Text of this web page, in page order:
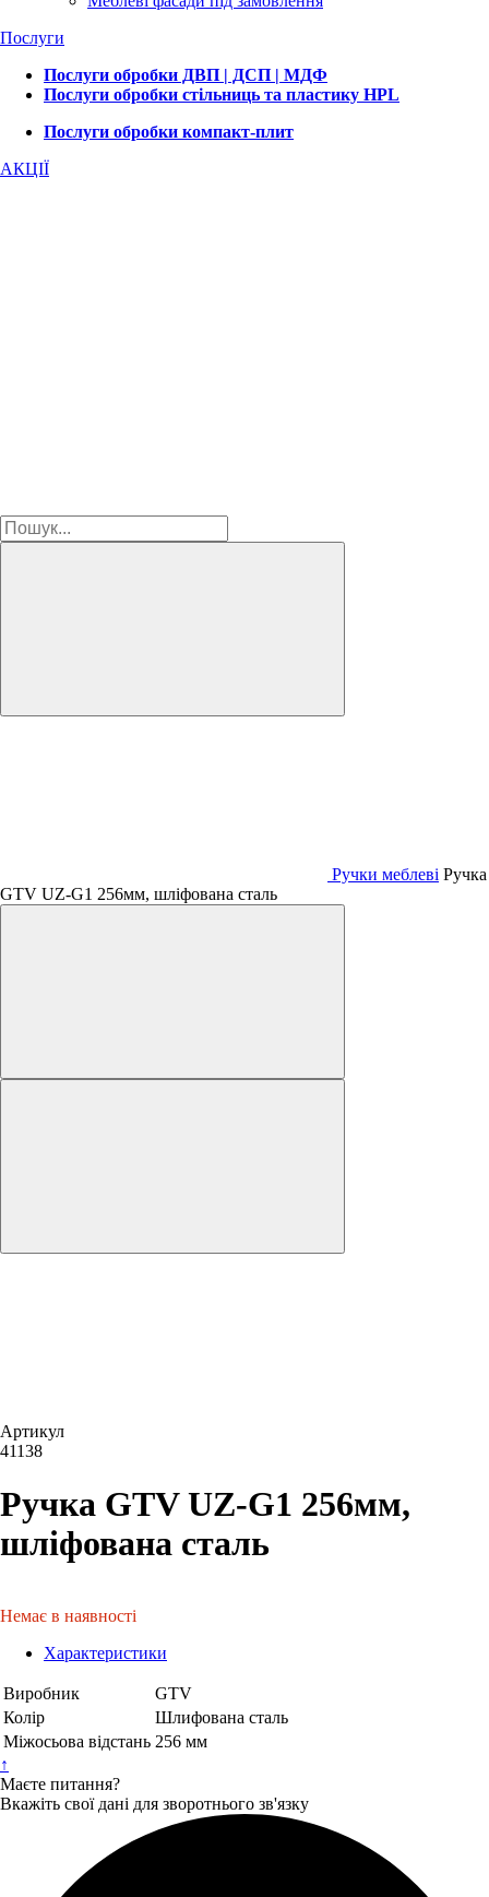
Послуги
Послуги обробки ДВП | ДСП | МДФ
Послуги обробки стільниць та пластику HPL
Послуги обробки компакт-плит
АКЦІЇ
Ручки меблеві Ручка
GTV UZ-G1 256мм, шліфована сталь
Артикул
41138
Ручка GTV UZ-G1 256мм,
шліфована сталь
Немає в наявності
Характеристики
Виробник
GTV
Колір
Шлифована сталь
Міжосьова відстань 256 мм
↑
Маєте питання?
Вкажіть свої дані для зворотнього зв'язку